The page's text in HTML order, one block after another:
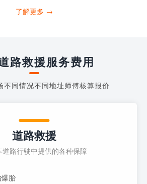
打4006363122请求送油人员来帮助你。
了解更多 →
路救援服务费用
不同情况不同地址师傅核算报价
道路救援
道路行驶中提供的各种保障
胎